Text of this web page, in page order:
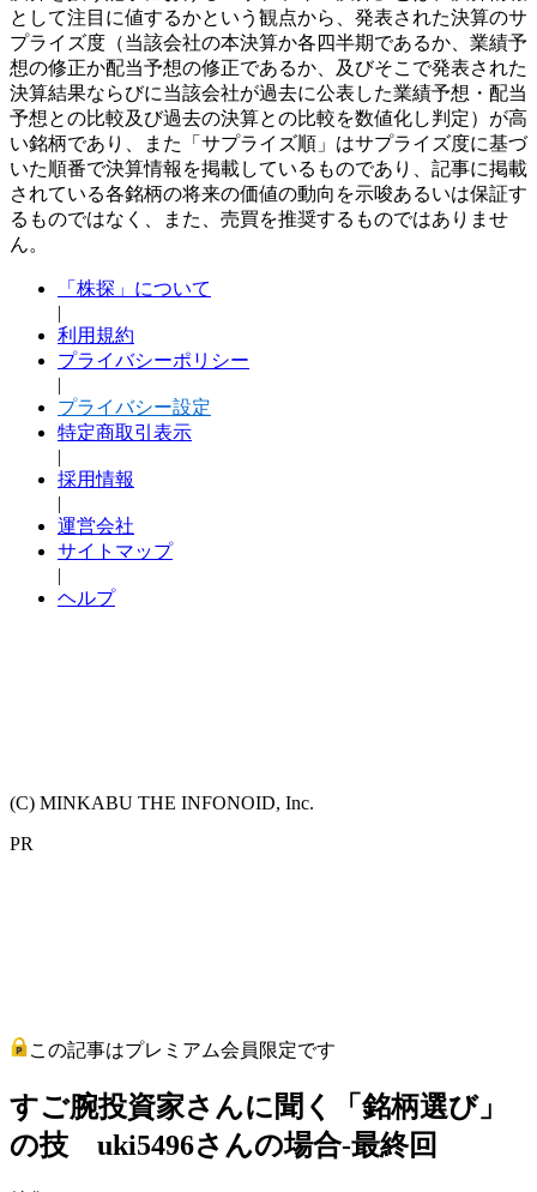
として注目に値するかという観点から、発表された決算のサ
プライズ度（当該会社の本決算か各四半期であるか、業績予
想の修正か配当予想の修正であるか、及びそこで発表された
決算結果ならびに当該会社が過去に公表した業績予想・配当
予想との比較及び過去の決算との比較を数値化し判定）が高
い銘柄であり、また「サプライズ順」はサプライズ度に基づ
いた順番で決算情報を掲載しているものであり、記事に掲載
されている各銘柄の将来の価値の動向を示唆あるいは保証す
るものではなく、また、売買を推奨するものではありませ
ん。
「株探」について
|
利用規約
プライバシーポリシー
|
プライバシー設定
特定商取引表示
|
採用情報
|
運営会社
サイトマップ
|
ヘルプ
(C) MINKABU THE INFONOID, Inc.
PR
この記事はプレミアム会員限定です
すご腕投資家さんに聞く「銘柄選び」
の技 uki5496さんの場合-最終回